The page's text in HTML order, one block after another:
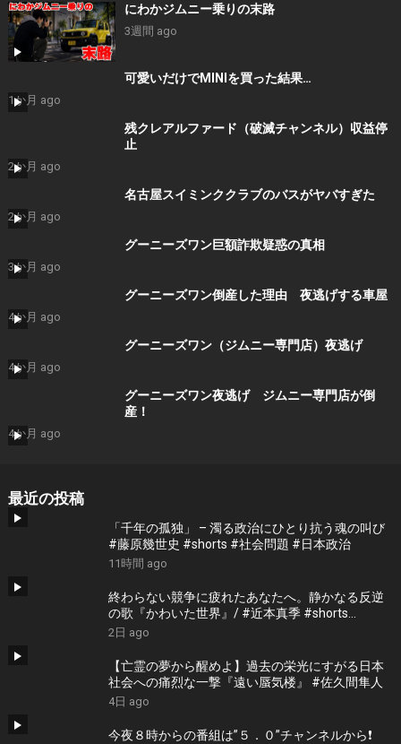
にわかジムニー乗りの末路
3週間 ago
可愛いだけでMINIを買った結果…
1か月 ago
残クレアルファード（破滅チャンネル）収益停
止
2か月 ago
名古屋スイミンククラブのバスがヤバすぎた
2か月 ago
グーニーズワン巨額詐欺疑惑の真相
3か月 ago
グーニーズワン倒産した理由 夜逃げする車屋
4か月 ago
グーニーズワン（ジムニー専門店）夜逃げ
4か月 ago
グーニーズワン夜逃げ ジムニー専門店が倒
産！
4か月 ago
最近の投稿
「千年の孤独」 – 濁る政治にひとり抗う魂の叫び
#藤原幾世史 #shorts #社会問題 #日本政治
11時間 ago
終わらない競争に疲れたあなたへ。静かなる反逆
の歌『かわいた世界』/ #近本真季 #shorts
#music
2日 ago
【亡霊の夢から醒めよ】過去の栄光にすがる日本
社会への痛烈な一撃『遠い蜃気楼』 #佐久間隼人
4日 ago
今夜８時からの番組は”５．０”チャンネルから❗️